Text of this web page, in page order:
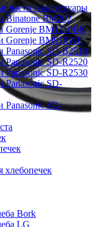
и аксессуары
Binatone BM202
Gorenje BM1210BK
Gorenje BM910WII
Panasonic SD-B2510
Panasonic SD-R2520
Panasonic SD-R2530
Panasonic SD-
Panasonic SD-
Bork
LG